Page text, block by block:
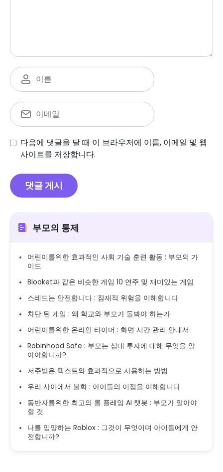
다음에 댓글을 달 때 이 브라우저에 이름, 이메일 및 웹
사이트를 저장합니다.
부모의 통제
어린이를위한 효과적인 사회 기술 훈련 활동 : 부모의 가
이드
Blooket과 같은 비슷한 게임 10 연주 및 재미있는 게임
스레드는 안전합니다 : 잠재적 위험을 이해합니다
차단 된 게임 : 왜 학교와 부모가 돌봐야 하는가
어린이를위한 온라인 타이머 : 화면 시간 관리 안내서
Robinhood Safe : 부모는 십대 투자에 대해 무엇을 알
아야합니까?
저주받은 텍스트와 효과적으로 사용하는 방법
우리 사이에서 불화 : 아이들의 이점을 이해합니다
동반자를위한 최고의 롤 플레잉 AI 챗봇 : 부모가 알아야
할 것
나를 입양하는 Roblox : 그것이 무엇이며 아이들에게 안
전합니까?